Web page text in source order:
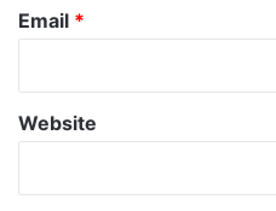
Email *
Website